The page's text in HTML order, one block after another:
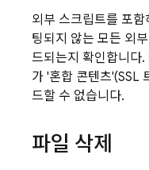
외부 스크립트를 포함
팅되지 않는 모든 외
드되는지 확인합니다
가 '혼합 콘텐츠'(SSL
드할 수 없습니다.
파일 삭제